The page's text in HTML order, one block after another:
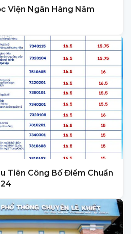
Viện Ngân Hàng Năm
Tiên Công Bố Điểm Chuẩn